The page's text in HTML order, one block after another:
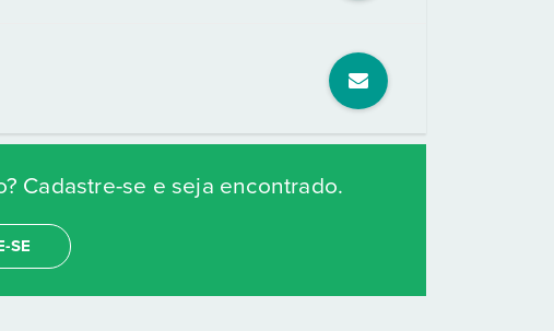
Cadastre-se e seja encontrado.
SE